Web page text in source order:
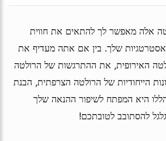
אלה מאפשר לך להתאים את חווית
שלך. בין אם אתה מעדיף את
האירופית, את ההתרגשות של הרולטה
הייחודיות של הרולטה הצרפתית, הבנת
הללו היא המפתח לשיפור ההנאה שלך
להסתובב לטובתכם!